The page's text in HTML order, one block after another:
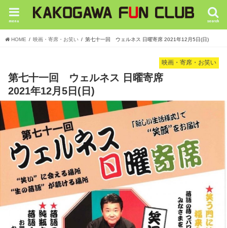
search
menu
HOME 映画・寄席・お笑い 第七十一回 ウェルネス 日曜寄席 2021年12月5日(日)
映画・寄席・お笑い
第七十一回 ウェルネス 日曜寄席
2021年12月5日(日)